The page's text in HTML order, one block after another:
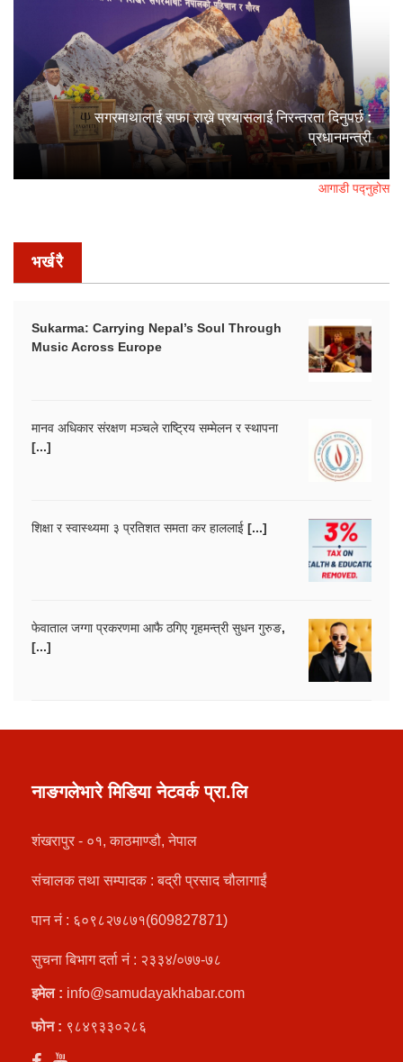
सगरमाथालाई सफा राख्ने प्रयासलाई निरन्तरता दिनुपर्छ :
प्रधानमन्त्री
आगाडी पद्नुहोस
भर्खरै
Sukarma: Carrying Nepal’s Soul Through
Music Across Europe
मानव अधिकार संरक्षण मञ्चले राष्ट्रिय सम्मेलन र स्थापना
[...]
शिक्षा र स्वास्थ्यमा ३ प्रतिशत समता कर हाललाई [...]
फेवाताल जग्गा प्रकरणमा आफै ठगिए गृहमन्त्री सुधन गुरुङ,
[...]
नाङगलेभारे मिडिया नेटवर्क प्रा.लि
शंखरापुर - ०१, काठमाण्डौ, नेपाल
संचालक तथा सम्पादक : बद्री प्रसाद चौलागाईं
पान नं : ६०९८२७८७१(609827871)
सुचना बिभाग दर्ता नं : २३३४/०७७-७८
इमेल : info@samudayakhabar.com
फोन : ९८४९३३०२८६